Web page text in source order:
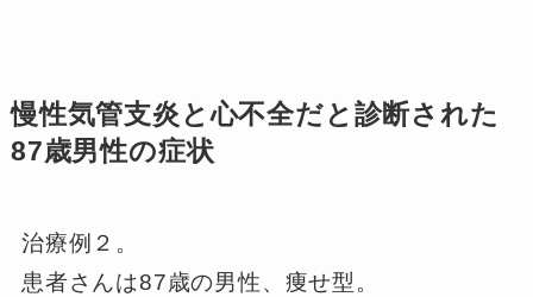
慢性気管支炎と心不全だと診断された
87歳男性の症状
治療例２。
患者さんは87歳の男性、痩せ型。